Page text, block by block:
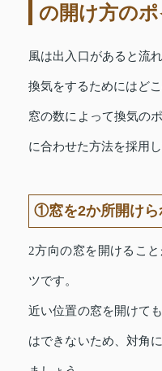
の開け方のポ
風は出入口があると流
換気をするためにはど
窓の数によって換気の
に合わせた方法を採用し
①窓を2か所開けら
2方向の窓を開けるこ
ツです。
近い位置の窓を開けて
はできないため、対角